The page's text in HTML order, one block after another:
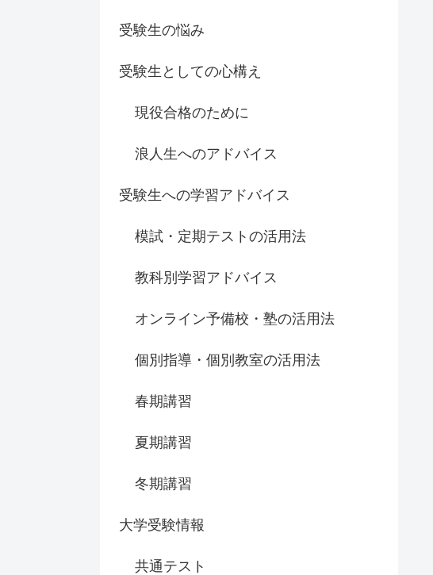
受験生の悩み
受験生としての心構え
現役合格のために
浪人生へのアドバイス
受験生への学習アドバイス
模試・定期テストの活用法
教科別学習アドバイス
オンライン予備校・塾の活用法
個別指導・個別教室の活用法
春期講習
夏期講習
冬期講習
大学受験情報
共通テスト